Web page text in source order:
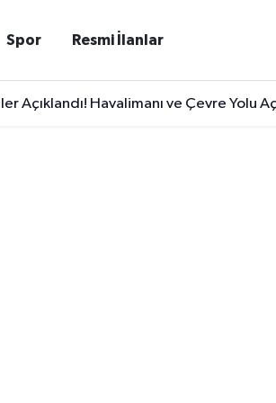
Spor Resmi İlanlar
Açıklandı! Havalimanı ve Çevre Yolu